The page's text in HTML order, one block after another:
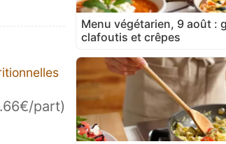
part)
Menu végétarien, 9 août :
clafoutis et crêpes